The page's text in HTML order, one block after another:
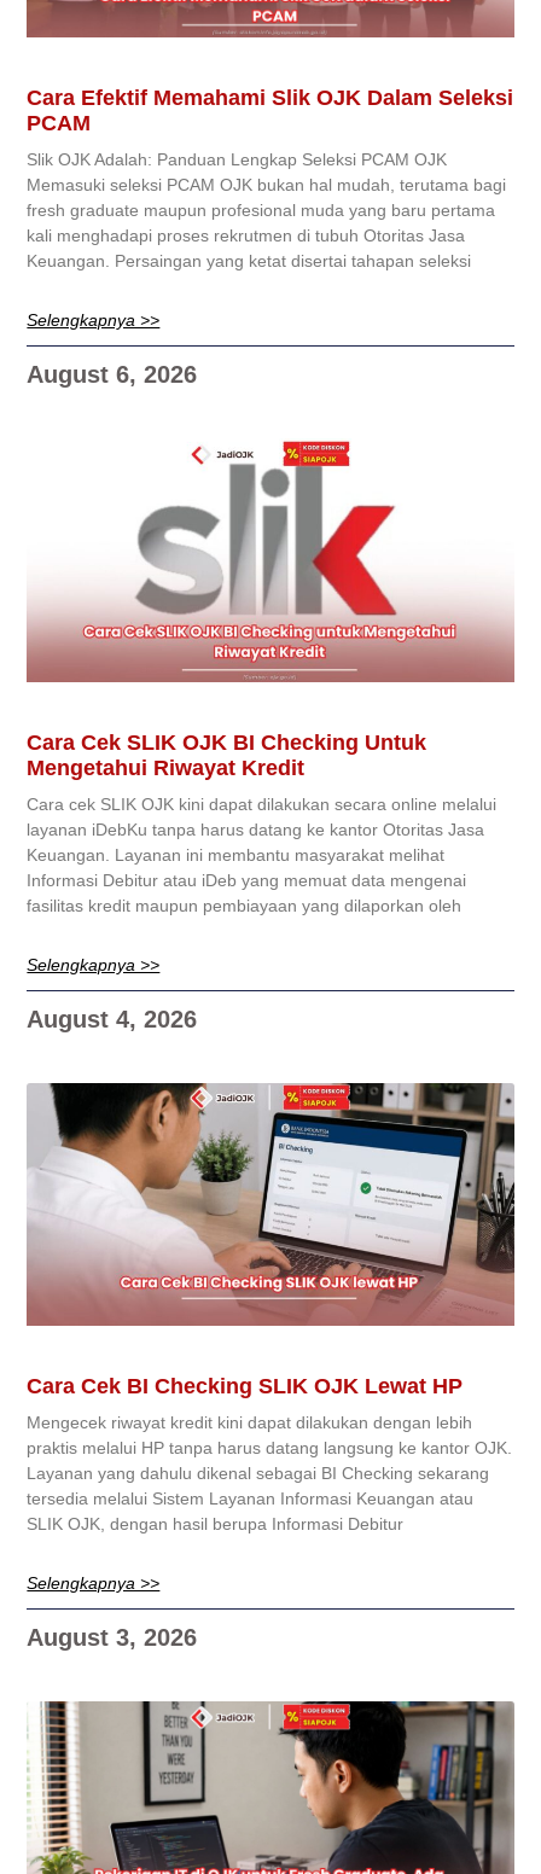
Cara Efektif Memahami Slik OJK Dalam Seleksi
PCAM
Slik OJK Adalah: Panduan Lengkap Seleksi PCAM OJK
Memasuki seleksi PCAM OJK bukan hal mudah, terutama bagi
fresh graduate maupun profesional muda yang baru pertama
kali menghadapi proses rekrutmen di tubuh Otoritas Jasa
Keuangan. Persaingan yang ketat disertai tahapan seleksi
Selengkapnya >>
August 6, 2026
Cara Cek SLIK OJK BI Checking Untuk
Mengetahui Riwayat Kredit
Cara cek SLIK OJK kini dapat dilakukan secara online melalui
layanan iDebKu tanpa harus datang ke kantor Otoritas Jasa
Keuangan. Layanan ini membantu masyarakat melihat
Informasi Debitur atau iDeb yang memuat data mengenai
fasilitas kredit maupun pembiayaan yang dilaporkan oleh
Selengkapnya >>
August 4, 2026
Cara Cek BI Checking SLIK OJK Lewat HP
Mengecek riwayat kredit kini dapat dilakukan dengan lebih
praktis melalui HP tanpa harus datang langsung ke kantor OJK.
Layanan yang dahulu dikenal sebagai BI Checking sekarang
tersedia melalui Sistem Layanan Informasi Keuangan atau
SLIK OJK, dengan hasil berupa Informasi Debitur
Selengkapnya >>
August 3, 2026